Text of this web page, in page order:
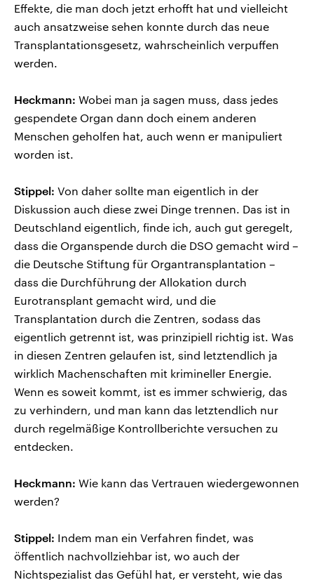
Effekte, die man doch jetzt erhofft hat und vielleicht
auch ansatzweise sehen konnte durch das neue
Transplantationsgesetz, wahrscheinlich verpuffen
werden.
Heckmann: Wobei man ja sagen muss, dass jedes
gespendete Organ dann doch einem anderen
Menschen geholfen hat, auch wenn er manipuliert
worden ist.
Stippel: Von daher sollte man eigentlich in der
Diskussion auch diese zwei Dinge trennen. Das ist in
Deutschland eigentlich, finde ich, auch gut geregelt,
dass die Organspende durch die DSO gemacht wird –
die Deutsche Stiftung für Organtransplantation –
dass die Durchführung der Allokation durch
Eurotransplant gemacht wird, und die
Transplantation durch die Zentren, sodass das
eigentlich getrennt ist, was prinzipiell richtig ist. Was
in diesen Zentren gelaufen ist, sind letztendlich ja
wirklich Machenschaften mit krimineller Energie.
Wenn es soweit kommt, ist es immer schwierig, das
zu verhindern, und man kann das letztendlich nur
durch regelmäßige Kontrollberichte versuchen zu
entdecken.
Heckmann: Wie kann das Vertrauen wiedergewonnen
werden?
Stippel: Indem man ein Verfahren findet, was
öffentlich nachvollziehbar ist, wo auch der
Nichtspezialist das Gefühl hat, er versteht, wie das